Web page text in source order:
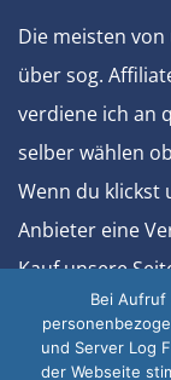
Die meisten
über sog.
verdiene ich an
selber wählen
Wenn du klickst
Anbieter eine
Kauf unsere
Sonstiges
– Werben Sie
Bei
und Server Log
der Webseite